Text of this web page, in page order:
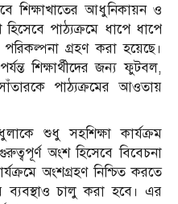
শিক্ষাখাতের আধুনিকায়ন ও
পাঠ্যক্রমে ধাপে ধাপে
পরিকল্পনা গ্রহণ করা হয়েছে।
শিক্ষার্থীদের জন্য ফুটবল,
পাঠ্যক্রমের আওতায়
শুধু সহশিক্ষা কার্যক্রম
অংশ হিসেবে বিবেচনা
অংশগ্রহণ নিশ্চিত করতে
ব্যবস্থাও চালু করা হবে। এর